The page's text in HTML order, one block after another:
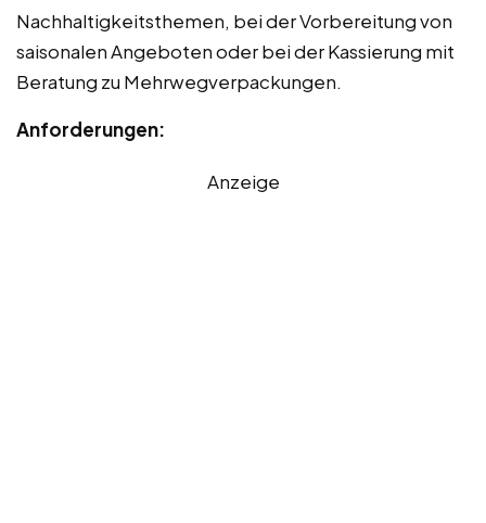
Nachhaltigkeitsthemen, bei der Vorbereitung von
saisonalen Angeboten oder bei der Kassierung mit
Beratung zu Mehrwegverpackungen.
Anforderungen:
Anzeige